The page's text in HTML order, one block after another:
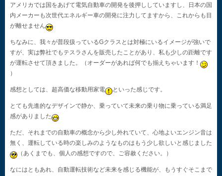
アメリカでは国をあげて電気自動車の開発を後押ししていますし、日本の国
内メーカーも次世代エネルギー車の開発に注力してますから、これからも目
が離せません
ちなみに、我々が普段扱っているGクラスとは対極にいるイメージが強いで
すが、実は弊社でもテスラさんを販売したことがあり、私も少しの距離です
が運転させて頂きました。（オーダーがあれば何でも揃えちゃいます！
）
感想としては、超高価な移動用家電 といった感じです。
とても先進的なデザインで静か、乗っていて未来の乗り物に乗っている満足
感がありました
ただ、それまでの自動車の概念から少し外れていて、心地よいエンジン音は
無く、運転している時の楽しみのようなものはもう少し欲しいと感じました
（あくまでも、個人の感想ですので、ご容赦ください。）
なにはともあれ、自動運転技術など未来を感じる機能が、もうすぐそこまで